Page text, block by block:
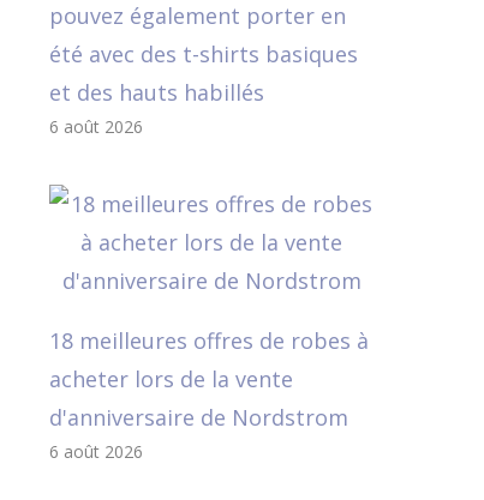
pouvez également porter en
été avec des t-shirts basiques
et des hauts habillés
6 août 2026
18 meilleures offres de robes à
acheter lors de la vente
d'anniversaire de Nordstrom
6 août 2026